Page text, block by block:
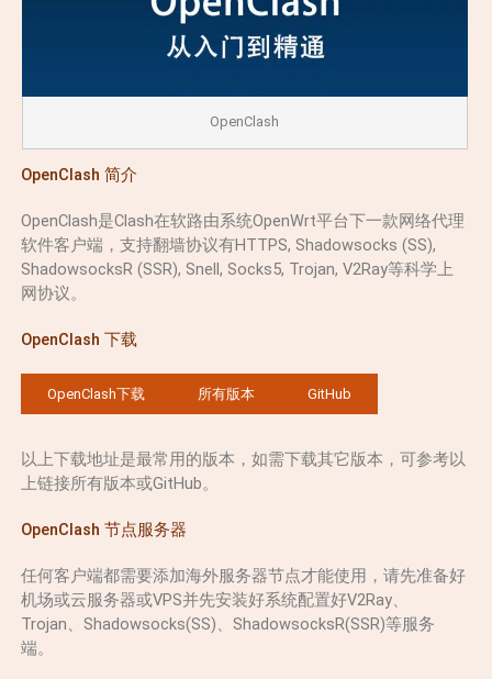
OpenClash
OpenClash 简介
OpenClash是Clash在软路由系统OpenWrt平台下一款网络代理
软件客户端，支持翻墙协议有HTTPS, Shadowsocks (SS),
ShadowsocksR (SSR), Snell, Socks5, Trojan, V2Ray等科学上
网协议。
OpenClash 下载
OpenClash下载 所有版本 GitHub
以上下载地址是最常用的版本，如需下载其它版本，可参考以
上链接所有版本或GitHub。
OpenClash 节点服务器
任何客户端都需要添加海外服务器节点才能使用，请先准备好
机场或云服务器或VPS并先安装好系统配置好V2Ray、
Trojan、Shadowsocks(SS)、ShadowsocksR(SSR)等服务
端。